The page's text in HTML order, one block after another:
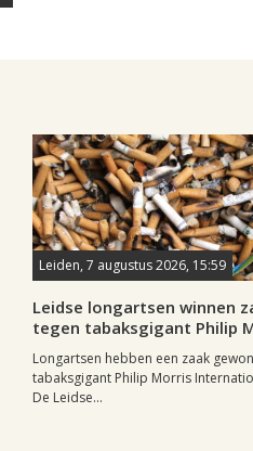
Leiden, 7 augustus 2026, 15:59
Leidse longartsen winnen
tegen tabaksgigant Philip
Longartsen hebben een zaak
tabaksgigant Philip Morris
De Leidse...